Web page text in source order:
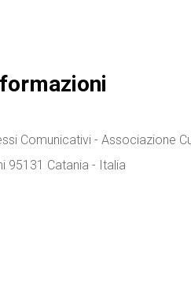
Comunicativi - Associazione
95131 Catania - Italia